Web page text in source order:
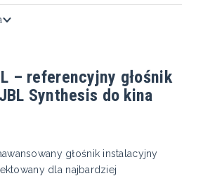
– referencyjny głośnik
Synthesis do kina
głośnik instalacyjny
dla najbardziej